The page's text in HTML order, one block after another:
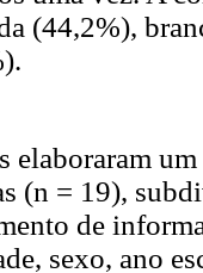
(44,2%),
elaboraram
(n = 19),
de
sexo, ano